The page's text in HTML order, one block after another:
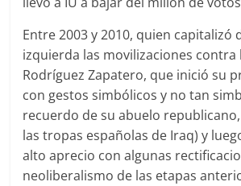
Entre 2003 y 2010, quien capitalizó
izquierda las movilizaciones contra
Rodríguez Zapatero, que inició su
con gestos simbólicos y no tan
recuerdo de su abuelo
las tropas españolas de Iraq) y
alto aprecio con algunas
neoliberalismo de las etapas